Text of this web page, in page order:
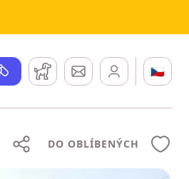
Hlídací pesZprávy 🇨🇿
DO OBLÍBENÝCH